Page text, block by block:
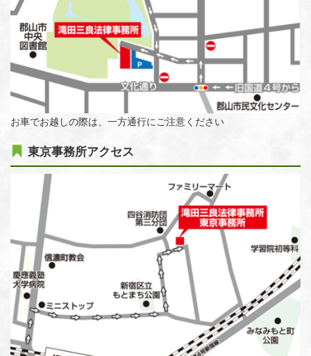
お車でお越しの際は、一方通行にご注意ください
東京事務所アクセス